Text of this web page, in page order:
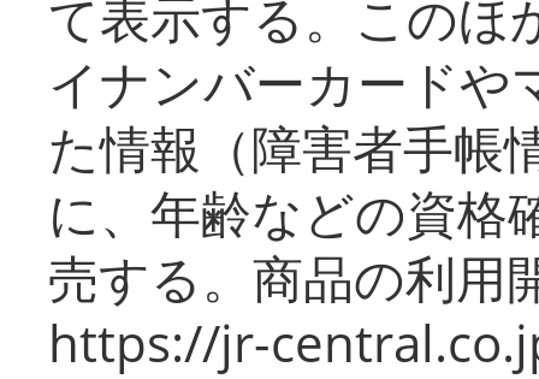
て表示する。このほ
イナンバーカードや
た情報（障害者手帳
に、年齢などの資格
売する。商品の利用
https://jr-